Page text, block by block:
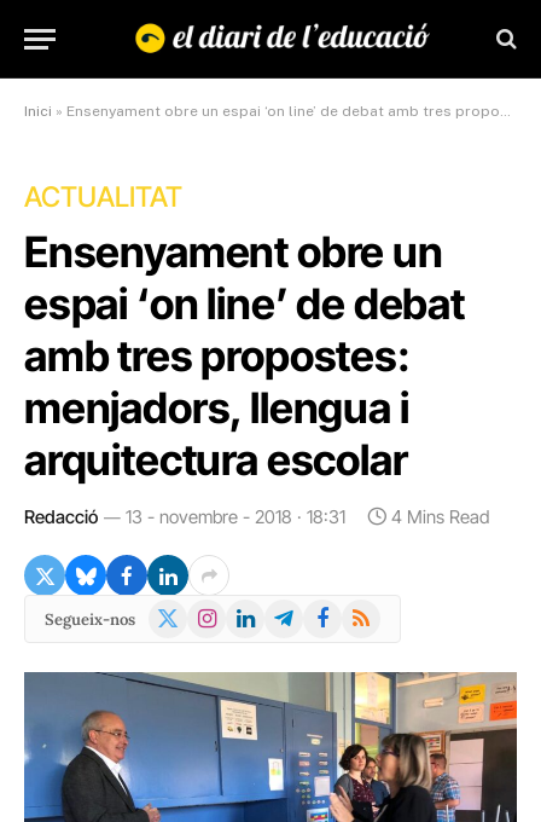
Inici » Ensenyament obre un espai ‘on line’ de debat amb tres propostes: menjadors, llengua i arquitectura escolar
ACTUALITAT
Ensenyament obre un
espai ‘on line’ de debat
amb tres propostes:
menjadors, llengua i
arquitectura escolar
Redacció 13 - novembre - 2018 · 18:31 4 Mins Read
Segueix-nos
X
Instagram
LinkedInTelegramFacebook
RSS